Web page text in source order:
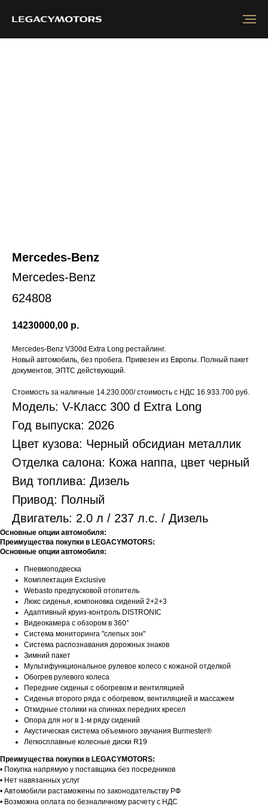
Mercedes-Benz
Mercedes-Benz
624808
14230000,00 р.
Mercedes-Benz V300d Extra Long рестайлинг.
Новый автомобиль, без пробега. Привезен из Европы. Полный пакет
документов, ЭПТС действующий.
Стоимость за наличные 14.230.000/ стоимость с НДС 16.933.700 руб.
Модель: V-Класс 300 d Extra Long
Год выпуска: 2026
Цвет кузова: Черный обсидиан металлик
Отделка салона: Кожа наппа, цвет черный
Вид топлива: Дизель
Привод: Полный
Двигатель: 2.0 л / 237 л.с. / Дизель
Основные опции автомобиля:
Преимущества покупки в LEGACYMOTORS:
Основные опции автомобиля:
Пневмоподвеска
Комплектация Exclusive
Webasto предпусковой отопитель
Люкс сиденья, компоновка сидений 2+2+3
Адаптивный круиз-контроль DISTRONIC
Видеокамера с обзором в 360°
Система мониторинга "слепых зон"
Система распознавания дорожных знаков
Зимний пакет
Мультифункциональное рулевое колесо с кожаной отделкой
Обогрев рулевого колеса
Передние сиденья с обогревом и вентиляцией
Сиденья второго ряда с обогревом, вентиляцией и массажем
Откидные столики на спинках передних кресел
Опора для ног в 1-м ряду сидений
Акустическая система объемного звучания Burmester®
Легкосплавные колесные диски R19
Преимущества покупки в LEGACYMOTORS:
• Покупка напрямую у поставщика без посредников
• Нет навязанных услуг
• Автомобили растаможены по законодательству РФ
• Возможна оплата по безналичному расчету с НДС